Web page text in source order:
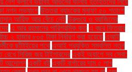
নগদ লভ্যাংশ উত্তরা ব্যাংকের মুনাফা ৫০ শতাংশ
আরিফ আর বেঁচে নেই উরুগুয়ে ও ব্রাজিলের
এ আর রহমানের পারিশ্রমিক কত এ বছর ফিতরার
২ হাজার ৮০৫ টাকা নির্ধারণ করা হয়েছে এআই
ছাঁটাইয়ের পথে এআই প্রযুক্তি সম্বলিত নতুন
রেখে সিরিজ জয় টাইগারদের একই অ্যাপে সব সেবা:
আন্দোলন একটি বই একটি বার্গারের দাম ৫ লাখ